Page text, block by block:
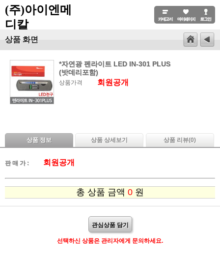
(주)아이엔메
디칼
상품 화면
*자연광 펜라이트 LED IN-301 PLUS
(밧데리포함)
상품가격 회원공개
상품 정보 상품 상세보기 상품 리뷰(0)
판 매 가 : 회원공개
총 상품 금액 0 원
관심상품 담기
선택하신 상품은 관리자에게 문의하세요.